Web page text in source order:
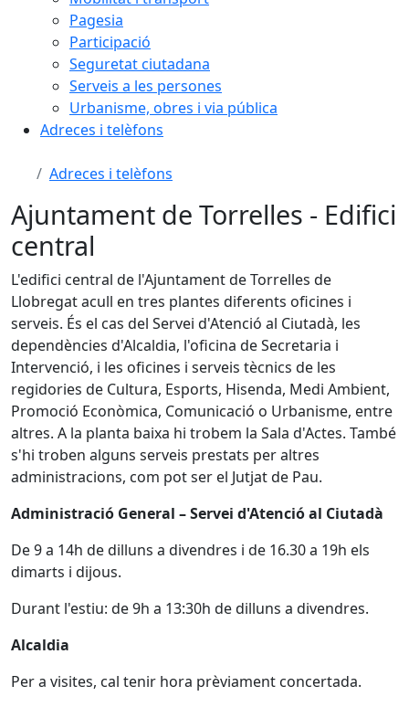
Pagesia
Participació
Seguretat ciutadana
Serveis a les persones
Urbanisme, obres i via pública
Adreces i telèfons
Adreces i telèfons
Ajuntament de Torrelles - Edifici
central
L'edifici central de l'Ajuntament de Torrelles de
Llobregat acull en tres plantes diferents oficines i
serveis. És el cas del Servei d'Atenció al Ciutadà, les
dependències d'Alcaldia, l'oficina de Secretaria i
Intervenció, i les oficines i serveis tècnics de les
regidories de Cultura, Esports, Hisenda, Medi Ambient,
Promoció Econòmica, Comunicació o Urbanisme, entre
altres. A la planta baixa hi trobem la Sala d'Actes. També
s'hi troben alguns serveis prestats per altres
administracions, com pot ser el Jutjat de Pau.
Administració General – Servei d'Atenció al Ciutadà
De 9 a 14h de dilluns a divendres i de 16.30 a 19h els
dimarts i dijous.
Durant l'estiu: de 9h a 13:30h de dilluns a divendres.
Alcaldia
Per a visites, cal tenir hora prèviament concertada.